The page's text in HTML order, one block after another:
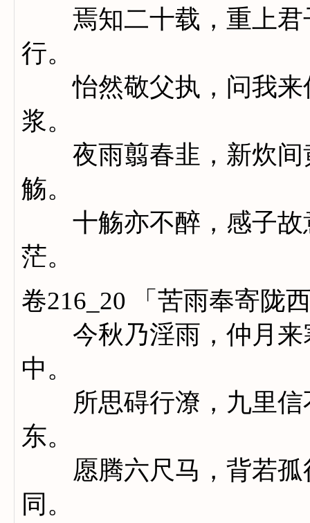
焉知二十载，重上君
行。
怡然敬父执，问我来
浆。
夜雨翦春韭，新炊间
觞。
十觞亦不醉，感子故
茫。
卷216_20 「苦雨奉寄陇
今秋乃淫雨，仲月来
中。
所思碍行潦，九里信
东。
愿腾六尺马，背若孤
同。